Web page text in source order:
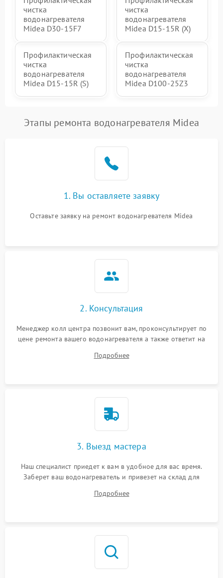
чистка
водонагревателя
Midea D30-15F7
чистка
водонагревателя
Midea D15-15R (X)
Профилактическая
чистка
водонагревателя
Midea D15-15R (S)
Профилактическая
чистка
водонагревателя
Midea D100-25Z3
Этапы ремонта водонагревателя Midea
1. Вы оставляете заявку
Оставьте заявку на ремонт водонагревателя Midea
2. Консультация
Менеджер колл центра позвонит вам, проконсультирует по
цене ремонта вашего водонагревателя а также ответит на
Подробнее
3. Выезд мастера
Наш специалист приедет к вам в удобное для вас время.
Заберет ваш водонагреватель и привезет на склад для
Подробнее